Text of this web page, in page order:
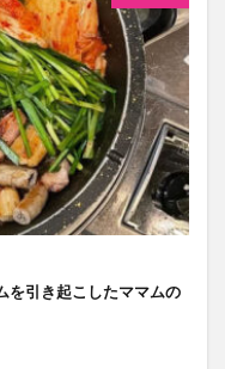
を引き起こしたママムの